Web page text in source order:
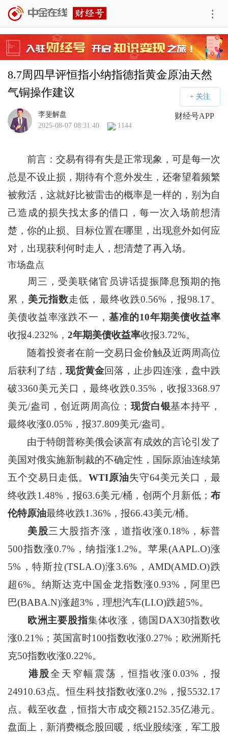
8.7周四早评恒指小纳指德指黄金原油天然
气铜操作建议
财经号APP
李斐解盘
2025-08-07 08:31:40
1144
前言：交易有得有失是正常现象，可是每一次
总是不设止损，期待有个意外发生，还奢望着频繁
被救活，这就好比被雷击的概率是一样的，别为自
己造成的损失找太多的借口，每一次入场前想清
楚，你的止损、目标位置在哪里，出现意外如何应
对，出现获利何时走人，想清楚了再入场。
市场盘点
周三，受美联储官员讲话提振降息预期的拖
累， 美元指数走低，最终收跌0.56%，报98.17。
美债收益率涨跌不一， 基准的10年期美债收益率
收报4.232%， 2年期美债收益率收报3.72%。
随着投资者在前一交易日金价触及近两周高位
后获利了结， 现货黄金回落，止步四连涨，盘中跌
破3360美元关口，最终收跌0.35%，收报3368.97
美元/盎司，创近两周高位； 现货白银基本持平，
最终收涨0.05%，报37.809美元/盎司。
由于特朗普称美俄会谈富有成效的言论引发了
美国对俄实施新制裁的不确定性，国际原油连续第
五个交易日走低。WTI原油失守64美元关口，最
终收跌1.48%，报63.6美元/桶，创两个月新低； 布
伦特原油最终收跌1.36%，报66.43美元/桶。
美股三大股指齐涨，道指收涨0.18%，标普
500指数涨0.7%，纳指涨1.2%。苹果(AAPL.O)涨
5%，特斯拉(TSLA.O)涨3.6%，AMD(AMD.O)跌
超6%。纳斯达克中国金龙指数涨0.93%，阿里巴
巴(BABA.N)涨超3%，理想汽车(LI.O)跌超5%。
欧洲主要股指集体收涨，德国DAX30指数收
涨0.21%；英国富时100指数收涨0.27%；欧洲斯托
克50指数收涨0.22%。
港股全天窄幅震荡，恒指收涨0.03%，报
24910.63点。恒生科技指数收涨0.2%，报5532.17
点。截至收盘，恒指大市成交额2152.35亿港元。
盘面上，新消费概念股回暖，纸业股续涨，军工股